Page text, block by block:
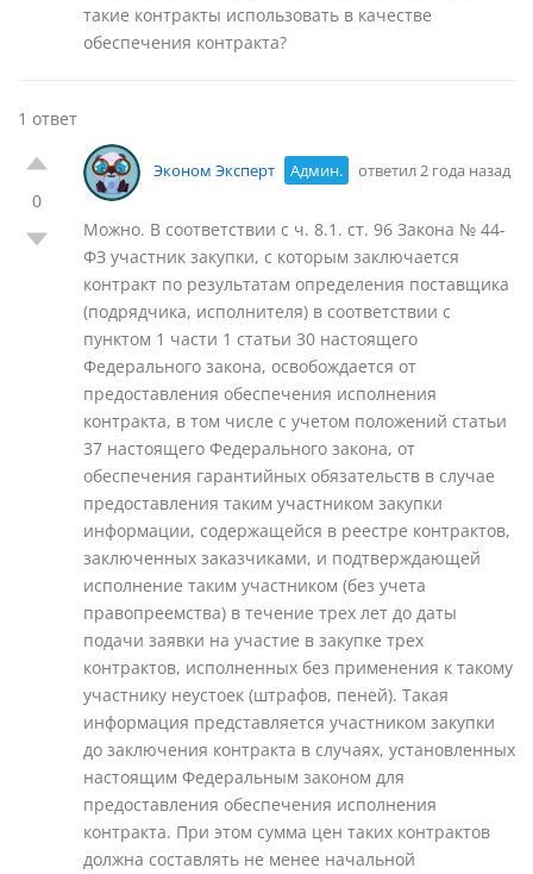
такие контракты использовать в качестве
обеспечения контракта?
1 ответ
0
Эконом Эксперт Админ. ответил 2 года назад
Можно. В соответствии с ч. 8.1. ст. 96 Закона № 44-
ФЗ участник закупки, с которым заключается
контракт по результатам определения поставщика
(подрядчика, исполнителя) в соответствии с
пунктом 1 части 1 статьи 30 настоящего
Федерального закона, освобождается от
предоставления обеспечения исполнения
контракта, в том числе с учетом положений статьи
37 настоящего Федерального закона, от
обеспечения гарантийных обязательств в случае
предоставления таким участником закупки
информации, содержащейся в реестре контрактов,
заключенных заказчиками, и подтверждающей
исполнение таким участником (без учета
правопреемства) в течение трех лет до даты
подачи заявки на участие в закупке трех
контрактов, исполненных без применения к такому
участнику неустоек (штрафов, пеней). Такая
информация представляется участником закупки
до заключения контракта в случаях, установленных
настоящим Федеральным законом для
предоставления обеспечения исполнения
контракта. При этом сумма цен таких контрактов
должна составлять не менее начальной